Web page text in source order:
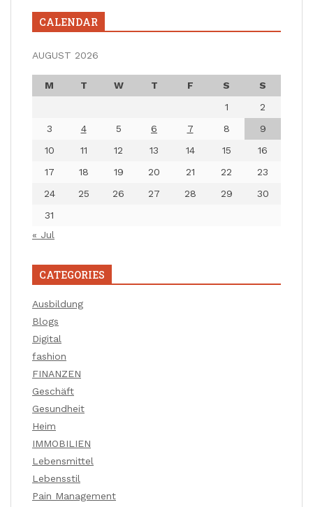
CALENDAR
AUGUST 2026
M T W T F S
S
1
2
3
4 5 6 7 8
9
10
11 12 13 14 15
16
17
18 19 20 21 22
23
24
25 26 27 28 29
30
31
« Jul
CATEGORIES
Ausbildung
Blogs
Digital
fashion
FINANZEN
Geschäft
Gesundheit
Heim
IMMOBILIEN
Lebensmittel
Lebensstil
Pain Management